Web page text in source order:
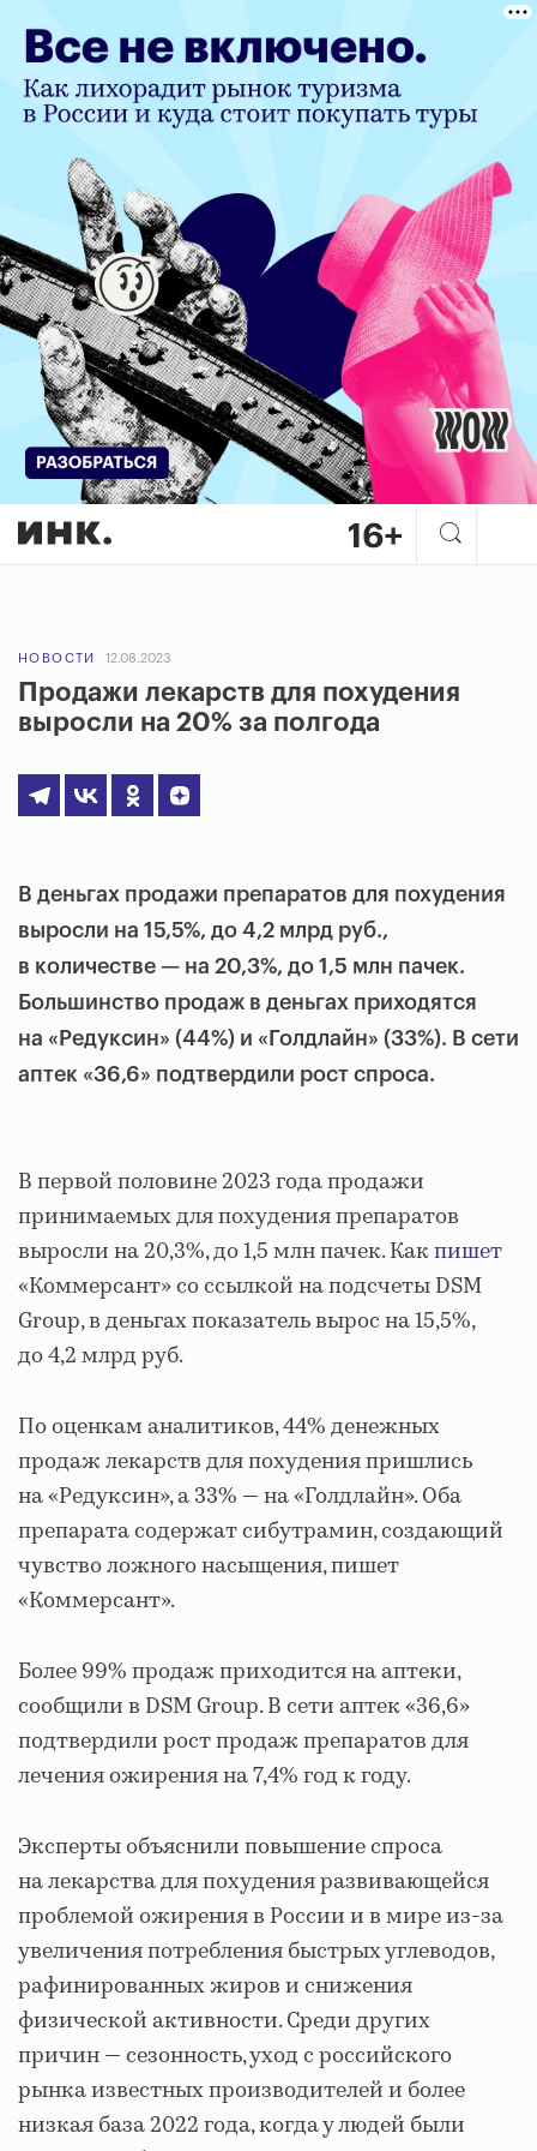
НОВОСТИ 12.08.2023
Продажи лекарств для похудения
выросли на 20% за полгода
В деньгах продажи препаратов для похудения
выросли на 15,5%, до 4,2 млрд руб.,
в количестве — на 20,3%, до 1,5 млн пачек.
Большинство продаж в деньгах приходятся
на «Редуксин» (44%) и «Голдлайн» (33%). В сети
аптек «36,6» подтвердили рост спроса.
В первой половине 2023 года продажи
принимаемых для похудения препаратов
выросли на 20,3%, до 1,5 млн пачек. Какпишет
«Коммерсант» со ссылкой на подсчеты DSM
Group, в деньгах показатель вырос на 15,5%,
до 4,2 млрд руб.
По оценкам аналитиков, 44% денежных
продаж лекарств для похудения пришлись
на «Редуксин», а 33% — на «Голдлайн». Оба
препарата содержат сибутрамин, создающий
чувство ложного насыщения, пишет
«Коммерсант».
Более 99% продаж приходится на аптеки,
сообщили в DSM Group. В сети аптек «36,6»
подтвердили рост продаж препаратов для
лечения ожирения на 7,4% год к году.
Эксперты объяснили повышение спроса
на лекарства для похудения развивающейся
проблемой ожирения в России и в мире из-за
увеличения потребления быстрых углеводов,
рафинированных жиров и снижения
физической активности. Среди других
причин — сезонность, уход с российского
рынка известных производителей и более
низкая база 2022 года, когда у людей были